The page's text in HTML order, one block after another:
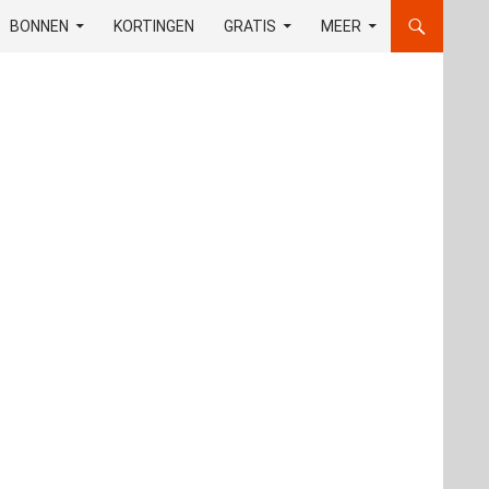
BONNEN KORTINGEN GRATIS MEER